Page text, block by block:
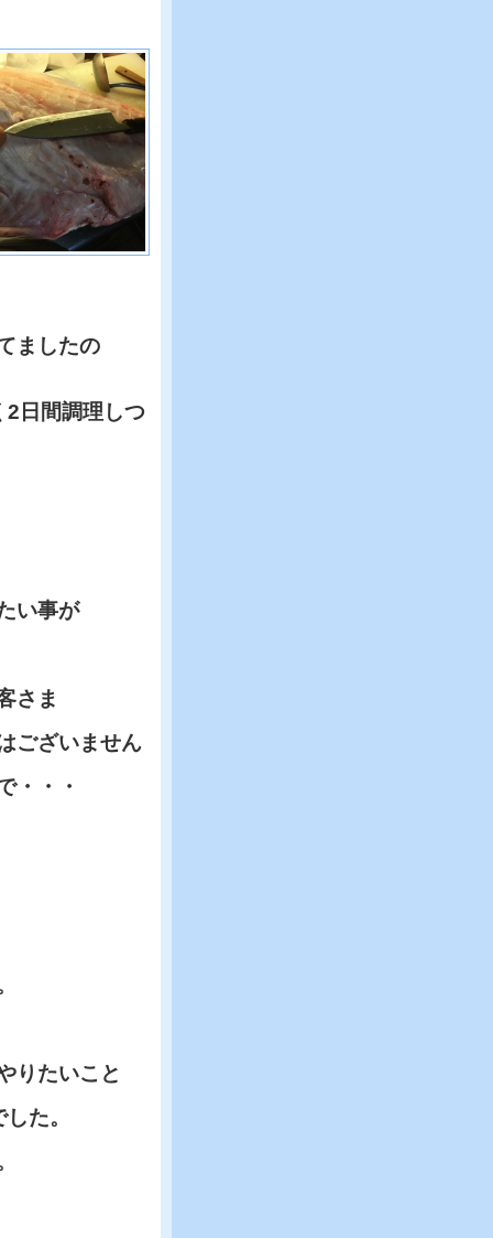
ましたの
2日間調理しつ
い事が
さま
ございません
・・・
りたいこと
た。